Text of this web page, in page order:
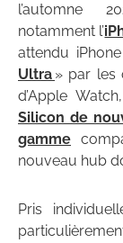
l’automne
notamment l’
attendu
Ultra » par les
d’Apple
Silicon de
gamme
nouveau hub
Pris